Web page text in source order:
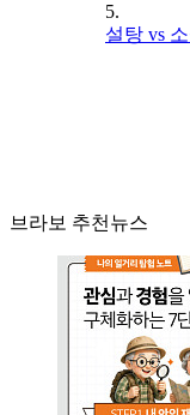
5.
설탕 vs
브라보 추천뉴스